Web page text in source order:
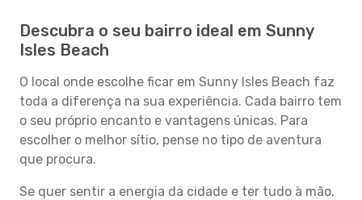
Descubra o seu bairro ideal em Sunny
Isles Beach
O local onde escolhe ficar em Sunny Isles Beach faz
toda a diferença na sua experiência. Cada bairro tem
o seu próprio encanto e vantagens únicas. Para
escolher o melhor sítio, pense no tipo de aventura
que procura.
Se quer sentir a energia da cidade e ter tudo à mão,